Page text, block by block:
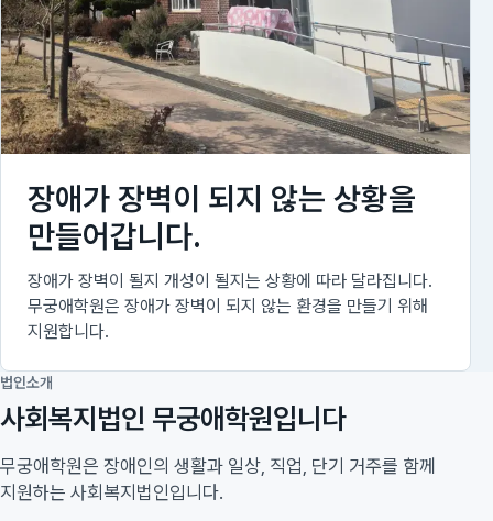
장애가 장벽이 되지 않는 상황을
만들어갑니다.
장애가 장벽이 될지 개성이 될지는 상황에 따라 달라집니다.
무궁애학원은 장애가 장벽이 되지 않는 환경을 만들기 위해
지원합니다.
법인소개
사회복지법인 무궁애학원입니다
무궁애학원은 장애인의 생활과 일상, 직업, 단기 거주를 함께
지원하는 사회복지법인입니다.